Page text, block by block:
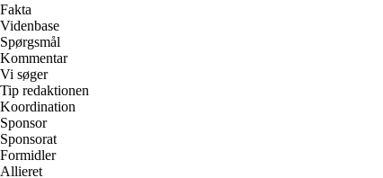
Fakta
Videnbase
Spørgsmål
Kommentar
Vi søger
Tip redaktionen
Koordination
Sponsor
Sponsorat
Formidler
Allieret